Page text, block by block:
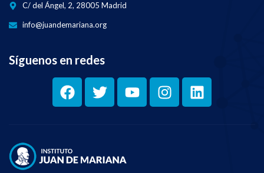
C/ del Ángel, 2, 28005 Madrid
info@juandemariana.org
Síguenos en redes